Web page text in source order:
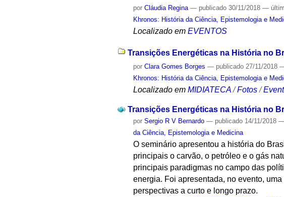
porCláudia Regina — publicado 30/11/2018—
Khronos: História da Ciência, Epistemologia e
Localizado em EVENTOS
Transições Energéticas na História no
porClara Gomes Borges — publicado 27/11/2018
Khronos: História da Ciência, Epistemologia e
Localizado em MIDIATECA /Fotos /
Transições Energéticas na História no
porSergio R V Bernardo — publicado 14/11/2018
da Ciência, Epistemologia e Medicina
O seminário apresentou a história do
principais o carvão, o petróleo e o gás
principais paradigmas no campo das
energia. Foi apresentada, no evento,
perspectivas a curto e longo prazo.